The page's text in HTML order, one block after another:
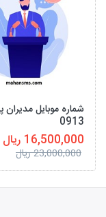
شماره موبایل
0913
16,500,000 ریال
23,000,000 ریال